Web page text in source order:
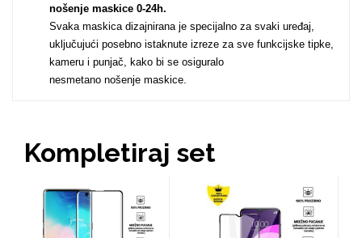
nošenje maskice 0-24h.
Svaka maskica dizajnirana je specijalno za svaki uređaj,
uključujući posebno istaknute izreze za sve funkcijske tipke,
kameru i punjač, kako bi se osiguralo
nesmetano nošenje maskice.
Kompletiraj set
MarbleMania